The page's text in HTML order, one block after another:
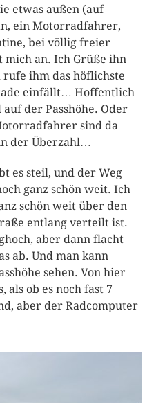
etwas außen (auf
ein Motorradfahrer,
bei völlig freier
an. Ich Grüße ihn
ihm das höflichste
einfällt… Hoffentlich
der Passhöhe. Oder
sind da
der Überzahl…
es steil, und der Weg
ganz schön weit. Ich
schön weit über den
entlang verteilt ist.
aber dann flacht
ab. Und man kann
sehen. Von hier
als ob es noch fast 7
aber der Radcomputer